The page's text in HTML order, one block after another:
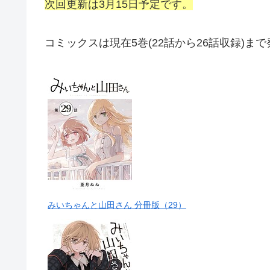
次回更新は3月15日予定です。
コミックスは現在5巻(22話から26話収録)まで
みいちゃんと山田さん 分冊版（29）